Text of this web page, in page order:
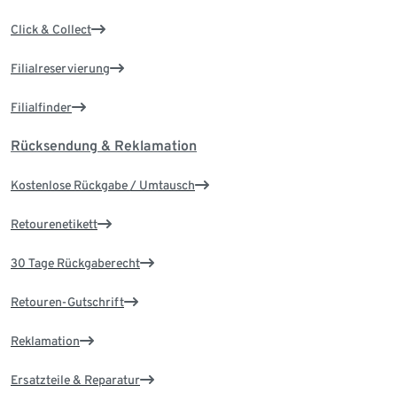
Click & Collect
Filialreservierung
Filialfinder
Rücksendung & Reklamation
Kostenlose Rückgabe / Umtausch
Retourenetikett
30 Tage Rückgaberecht
Retouren-Gutschrift
Reklamation
Ersatzteile & Reparatur